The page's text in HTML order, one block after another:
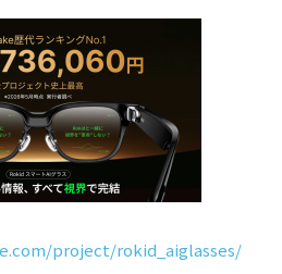
project/rokid_aiglasses/